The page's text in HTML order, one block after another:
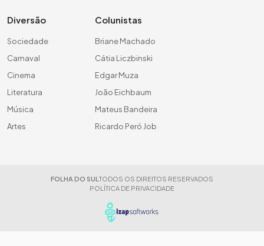
Diversão
Sociedade
Carnaval
Cinema
Literatura
Música
Artes
Colunistas
Briane Machado
Cátia Liczbinski
Edgar Muza
João Eichbaum
Mateus Bandeira
Ricardo Peró Job
FOLHA DO SUL TODOS OS DIREITOS RESERVADOS
POLÍTICA DE PRIVACIDADE